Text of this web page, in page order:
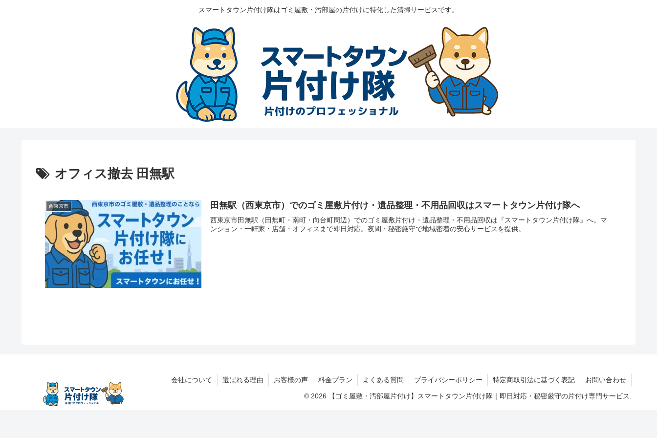
スマートタウン片付け隊はゴミ屋敷・汚部屋の片付けに特化した清掃サービスです。
オフィス撤去 田無駅
西東京市 田無駅（西東京市）でのゴミ屋敷片付け・遺品整理・不用品回収はスマートタウン片付け隊へ
西東京市田無駅（田無町・南町・向台町周辺）でのゴミ屋敷片付け・遺品整理・不用品回収は『スマートタウン片付け隊』へ。マ
ンション・一軒家・店舗・オフィスまで即日対応。夜間・秘密厳守で地域密着の安心サービスを提供。
会社について 選ばれる理由 お客様の声 料金プラン よくある質問 プライバシーポリシー 特定商取引法に基づく表記 お問い合わせ
© 2026 【ゴミ屋敷・汚部屋片付け】スマートタウン片付け隊｜即日対応・秘密厳守の片付け専門サービス.